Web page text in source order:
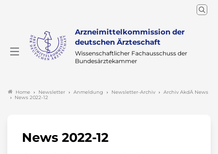
Arzneimittelkommission der
deutschen Ärzteschaft
Wissenschaftlicher Fachausschuss der
Bundesärztekammer
Home Newsletter Anmeldung Newsletter-Archiv
Archiv AkdÄ News
News 2022-12
News 2022-12